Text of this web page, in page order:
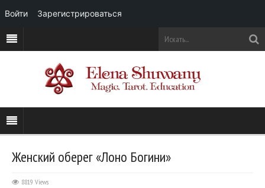
Женский оберег «Лоно Богини»
8819 Views
Войти Зарегистрироваться